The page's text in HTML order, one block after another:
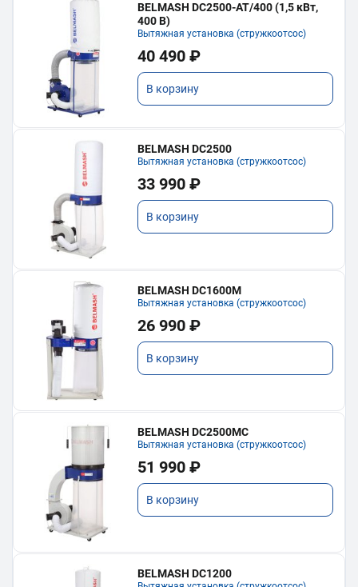
BELMASH DC2500-AT/400 (1,5 кВт,
400 В)
Вытяжная установка (стружкоотсос)
40 490 ₽
В корзину
BELMASH DC2500
Вытяжная установка (стружкоотсос)
33 990 ₽
В корзину
BELMASH DC1600M
Вытяжная установка (стружкоотсос)
26 990 ₽
В корзину
BELMASH DC2500MC
Вытяжная установка (стружкоотсос)
51 990 ₽
В корзину
BELMASH DC1200